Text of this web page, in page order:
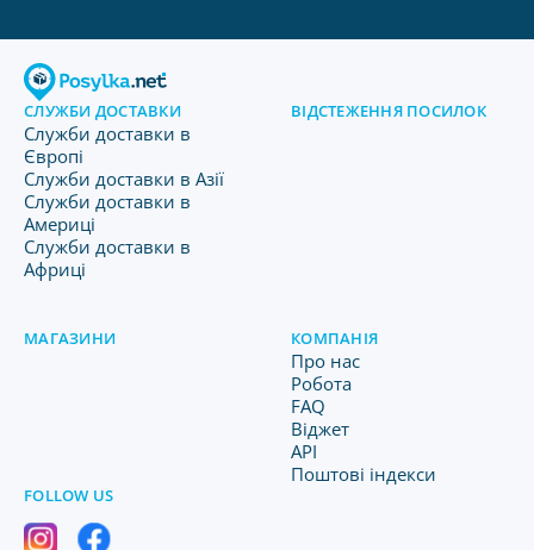
СЛУЖБИ ДОСТАВКИ
Служби доставки в
Європі
Служби доставки в Азії
Служби доставки в
Америці
Служби доставки в
Африці
ВІДСТЕЖЕННЯ ПОСИЛОК
МАГАЗИНИ КОМПАНІЯ
Про нас
Робота
FAQ
Віджет
API
Поштові індекси
FOLLOW US